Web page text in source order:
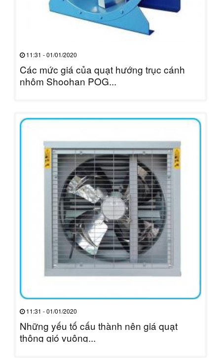
11:31 - 01/01/2020
Các mức giá của quạt hướng trục cánh
nhôm Shoohan POG...
11:31 - 01/01/2020
Những yếu tố cấu thành nên giá quạt
thông gió vuông...